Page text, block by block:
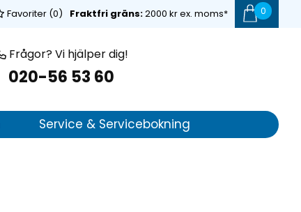
0
Fraktfri gräns:2000 kr ex. moms*
Favoriter (0)
Frågor? Vi hjälper dig!
020-56 53 60
Service & Servicebokning